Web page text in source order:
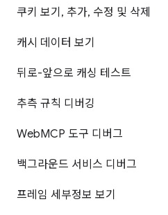
쿠키 보기 , 추가, 수정 및 삭제
캐시 데이터 보기
뒤로-앞으로 캐싱 테스트
추측 규칙 디버깅
WebMCP 도구 디버그
백그라운드 서비스 디버그
프레임 세부정보 보기